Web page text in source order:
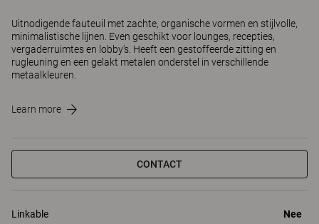
Uitnodigende fauteuil met zachte, organische vormen en stijlvolle,
minimalistische lijnen. Even geschikt voor lounges, recepties,
vergaderruimtes en lobby's. Heeft een gestoffeerde zitting en
rugleuning en een gelakt metalen onderstel in verschillende
metaalkleuren.
Learn more
CONTACT
Linkable Nee